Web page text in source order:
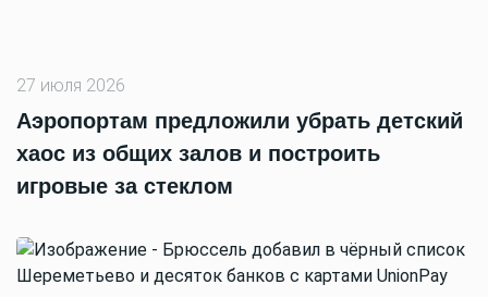
27 июля 2026
Аэропортам предложили убрать детский
хаос из общих залов и построить
игровые за стеклом